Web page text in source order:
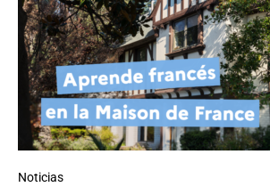
Noticias